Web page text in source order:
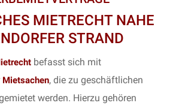
MIETRECHT NAHE
STRAND
befasst sich mit
Mietsachen, die zu geschäftlichen
werden. Hierzu gehören